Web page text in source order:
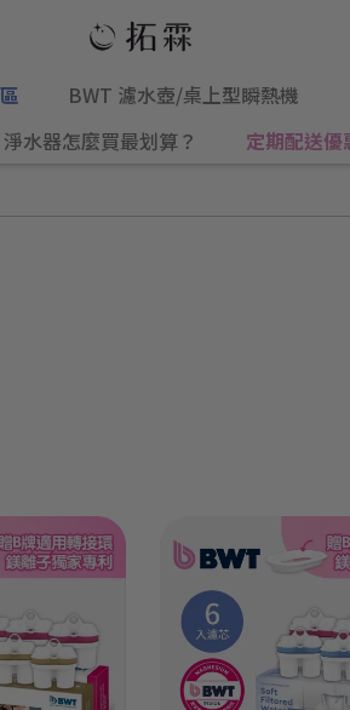
BWT 濾水壺/桌上型瞬熱機
淨水器怎麼買最划算？ 定期配送